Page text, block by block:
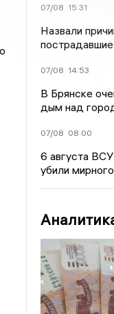
07/08 15:31
Назвали
пострадавшие
07/08 14:53
В Брянске
дым над
07/08 08:00
6 августа
убили